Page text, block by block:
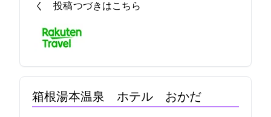
く… 2021-11-12 18:12:52投稿つづきはこちら
箱根湯本温泉 ホテル おかだ